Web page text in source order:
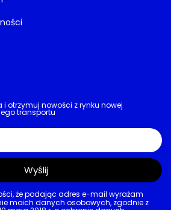
i otrzymuj nowości z rynku nowej
transportu
że podając adres e-mail wyrażam
moich danych osobowych, zgodnie z
Wyślij